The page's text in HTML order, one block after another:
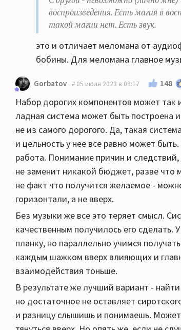
воспроизведения. Есть магия в
такой магии нет. Есть звук.
это и отличает меломана от
бобины. Для меломана главное
Gorbatov 05 июля 2023 в 09:17 148
Набор дорогих компонентов может так
ладная система может быть построена
не из самого дорогого. Да, такая
и цельность у нее все равно может
работа. Понимание причин и
не заменит никакой бюджет, разве что
не факт что получится желаемое -
горизонтали, а не вверх.
Без музыки же все это теряет смысл.
качественным получилось его
планку, но параллельно учимся
каждым шажком вверх влияющих и
взаимодействия тоньше.
В результате же лучший вариант -
но достаточное не оставляет
и разницу слышишь и понимаешь. Может